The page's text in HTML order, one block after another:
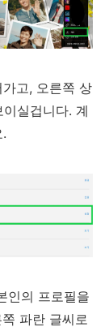
고, 오른쪽 상
실겁니다. 계
인의 프로필을
파란 글씨로